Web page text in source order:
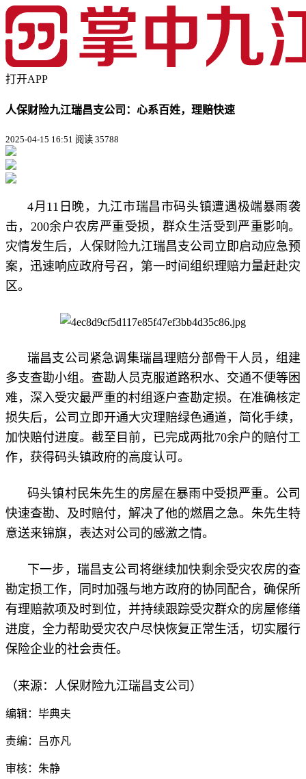
打开APP
人保财险九江瑞昌支公司：心系百姓，理赔快速
2025-04-15 16:51 阅读 35788
4月11日晚，九江市瑞昌市码头镇遭遇极端暴雨袭
击，200余户农房严重受损，群众生活受到严重影响。
灾情发生后，人保财险九江瑞昌支公司立即启动应急预
案，迅速响应政府号召，第一时间组织理赔力量赶赴灾
区。
瑞昌支公司紧急调集瑞昌理赔分部骨干人员，组建
多支查勘小组。查勘人员克服道路积水、交通不便等困
难，深入受灾最严重的村组逐户查勘定损。在准确核定
损失后，公司立即开通大灾理赔绿色通道，简化手续，
加快赔付进度。截至目前，已完成两批70余户的赔付工
作，获得码头镇政府的高度认可。
码头镇村民朱先生的房屋在暴雨中受损严重。公司
快速查勘、及时赔付，解决了他的燃眉之急。朱先生特
意送来锦旗，表达对公司的感激之情。
下一步，瑞昌支公司将继续加快剩余受灾农房的查
勘定损工作，同时加强与地方政府的协同配合，确保所
有理赔款项及时到位，并持续跟踪受灾群众的房屋修缮
进度，全力帮助受灾农户尽快恢复正常生活，切实履行
保险企业的社会责任。
（来源：人保财险九江瑞昌支公司）
编辑：毕典夫
责编：吕亦凡
审核：朱静